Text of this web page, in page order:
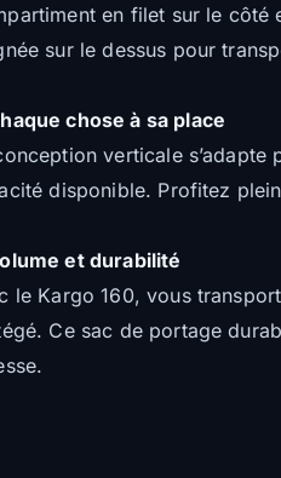
en filet sur le côté
sur le dessus pour
chose à sa place
verticale
disponible. Profitez
et durabilité
le Kargo 160, vous
Ce sac de portage